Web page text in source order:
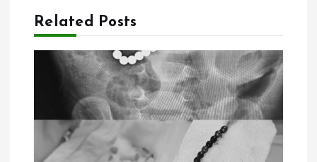
ц
и
п
Related Posts